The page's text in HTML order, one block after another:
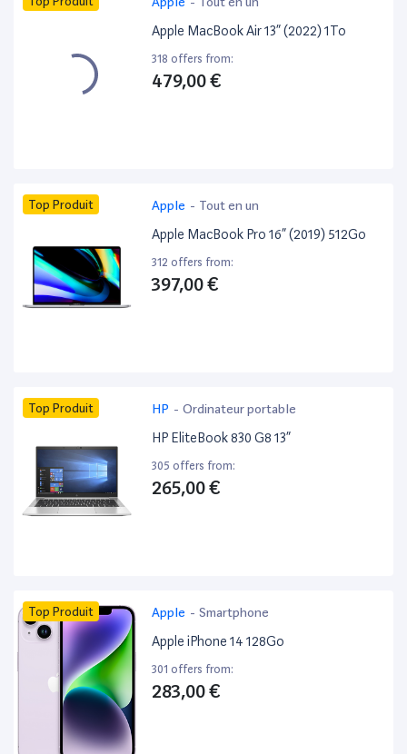
Apple MacBook Air 13” (2022) 1To
318 offers from:
479,00 €
Top Produit Apple - Tout en un
Apple MacBook Pro 16” (2019) 512Go
312 offers from:
397,00 €
Top Produit HP - Ordinateur portable
HP EliteBook 830 G8 13”
305 offers from:
265,00 €
Top Produit Apple - Smartphone
Apple iPhone 14 128Go
301 offers from:
283,00 €